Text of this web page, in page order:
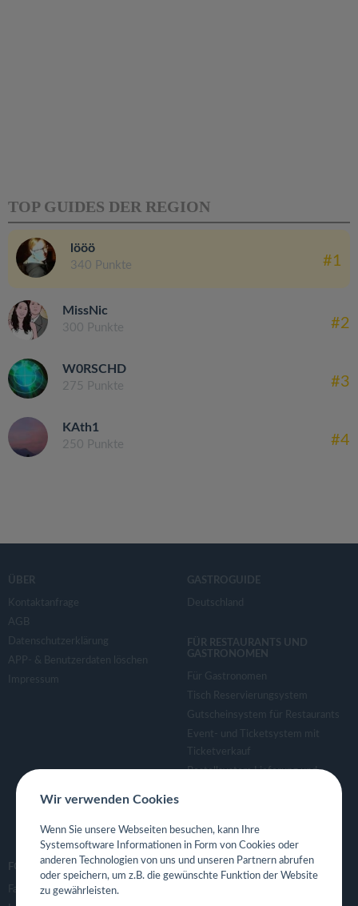
TOP GUIDES DER REGION
lööö
340 Punkte #1
MissNic
300 Punkte #2
W0RSCHD
275 Punkte #3
KAth1
250 Punkte #4
ÜBER
Kontaktanfrage
AGB
Datenschutzerklärung
APP- & Benutzerdaten löschen
Impressum
GASTROGUIDE
Deutschland
FÜR RESTAURANTS UND
GASTRONOMEN
Für Gastronomen
Tisch Reservierungsystem
Gutscheinsystem für Restaurants
Event- und Ticketsystem mit
Ticketverkauf
Bestellsystem Lieferung und
Eigene App für Restaurant
FOLGE UNS
Facebook
Wir verwenden Cookies
Wenn Sie unsere Webseiten besuchen, kann Ihre
Systemsoftware Informationen in Form von Cookies oder
anderen Technologien von uns und unseren Partnern abrufen
oder speichern, um z.B. die gewünschte Funktion der Website
zu gewährleisten.